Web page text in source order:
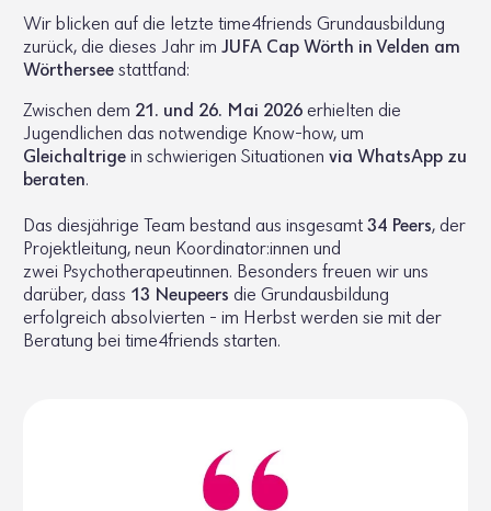
Wir blicken auf die letzte time4friends Grundausbildung
zurück, die dieses Jahr im JUFA Cap Wörth in Velden am
Wörthersee stattfand:
Zwischen dem 21. und 26. Mai 2026 erhielten die
Jugendlichen das notwendige Know-how, um
Gleichaltrige in schwierigen Situationen via WhatsApp zu
beraten.
Das diesjährige Team bestand aus insgesamt 34 Peers, der
Projektleitung, neun Koordinator:innen und
zwei Psychotherapeutinnen. Besonders freuen wir uns
darüber, dass 13 Neupeers die Grundausbildung
erfolgreich absolvierten - im Herbst werden sie mit der
Beratung bei time4friends starten.